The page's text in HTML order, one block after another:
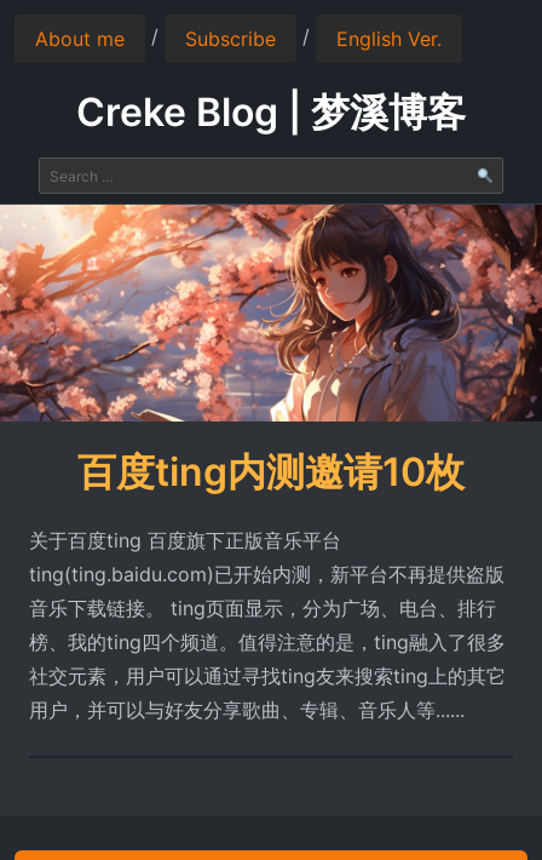
About me / Subscribe / English Ver.
Creke Blog | 梦溪博客
百度ting内测邀请10枚
关于百度ting 百度旗下正版音乐平台
ting(ting.baidu.com)已开始内测，新平台不再提供盗版
音乐下载链接。 ting页面显示，分为广场、电台、排行
榜、我的ting四个频道。值得注意的是，ting融入了很多
社交元素，用户可以通过寻找ting友来搜索ting上的其它
用户，并可以与好友分享歌曲、专辑、音乐人等......